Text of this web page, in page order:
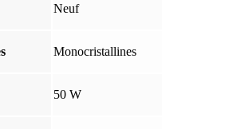
Neuf
Monocristallines
50 W